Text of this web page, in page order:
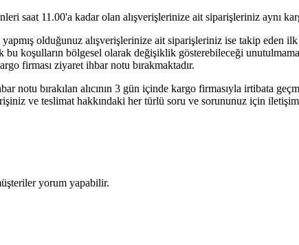
saat 11.00'a kadar olan alışverişlerinize ait siparişleriniz aynı
olduğunuz alışverişlerinize ait siparişleriniz ise takip
bu koşulların bölgesel olarak değişiklik gösterebileceği
firması ziyaret ihbar notu bırakmaktadır.
notu bırakılan alıcının 3 gün içinde kargo firmasıyla irtibata
ve teslimat hakkındaki her türlü soru ve sorununuz için
yorum yapabilir.